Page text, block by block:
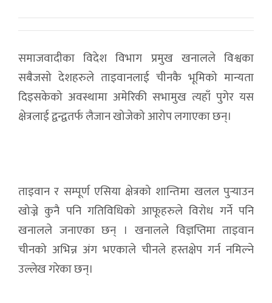
समाजवादीका विदेश विभाग प्रमुख खनालले विश्वका
सबैजसो देशहरुले ताइवानलाई चीनकै भूमिको मान्यता
दिइसकेको अवस्थामा अमेरिकी सभामुख त्यहाँ पुगेर यस
क्षेत्रलाई द्वन्द्वतर्फ लैजान खोजेको आरोप लगाएका छन्।
ताइवान र सम्पूर्ण एसिया क्षेत्रको शान्तिमा खलल पुर्‍याउन
खोज्ने कुनै पनि गतिविधिको आफूहरुले विरोध गर्ने पनि
खनालले जनाएका छन् । खनालले विज्ञप्तिमा ताइवान
चीनको अभिन्न अंग भएकाले चीनले हस्तक्षेप गर्न नमिल्ने
उल्लेख गरेका छन्।